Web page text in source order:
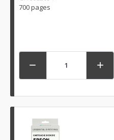
700 pages
 